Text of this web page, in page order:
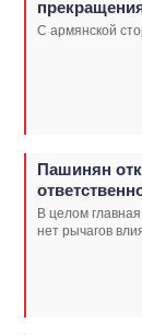
С армянской
Пашинян
В целом
нет рычагов